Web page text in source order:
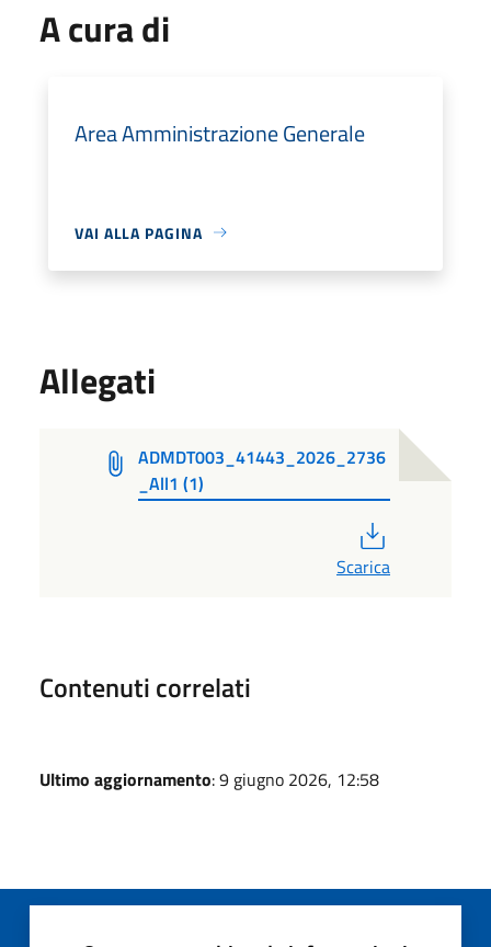
A cura di
Area Amministrazione Generale
VAI ALLA PAGINA
Allegati
ADMDT003_41443_2026_2736
_All1 (1)
Scarica
Contenuti correlati
Ultimo aggiornamento: 9 giugno 2026, 12:58